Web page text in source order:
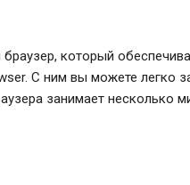
который
С ним вы можете легко
занимает несколько